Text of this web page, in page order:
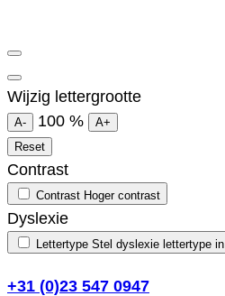
Wijzig lettergrootte
A- 100 %
A+
Reset
Contrast
Contrast Hoger contrast
Dyslexie
Lettertype Stel dyslexie lettertype in
+31 (0)23 547 0947